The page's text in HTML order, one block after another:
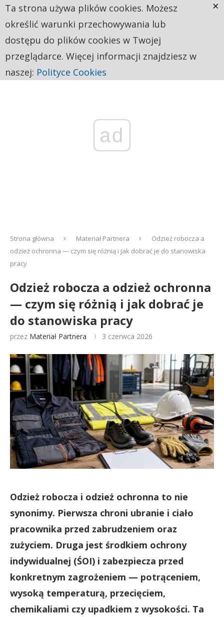
ad
Strona główna Materiał Partnera
Odzież robocza a
odzież ochronna — czym się różnią i jak dobrać je do stanowiska
pracy
Odzież robocza a odzież ochronna
— czym się różnią i jak dobrać je
do stanowiska pracy
przez Materiał Partnera 3 czerwca 2026
Odzież robocza i odzież ochronna to nie
synonimy. Pierwsza chroni ubranie i ciało
pracownika przed zabrudzeniem oraz
zużyciem. Druga jest środkiem ochrony
indywidualnej (ŚOI) i zabezpiecza przed
konkretnym zagrożeniem — potrąceniem,
wysoką temperaturą, przecięciem,
chemikaliami czy upadkiem z wysokości. Ta
Ta strona używa plików cookies. Możesz
określić warunki przechowywania lub
dostępu do plików cookies w Twojej
przeglądarce. Więcej informacji znajdziesz w
naszej: Polityce Cookies
×